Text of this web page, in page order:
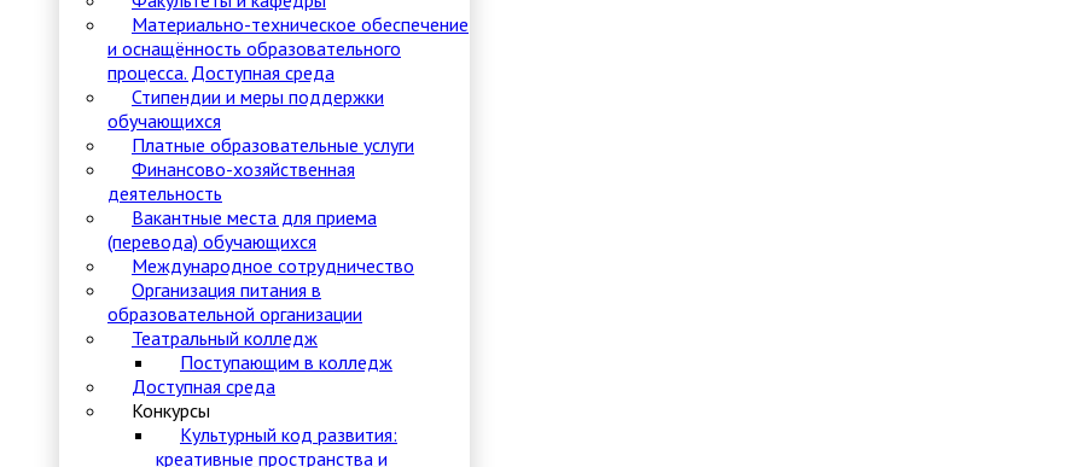
Материально-техническое обеспечение
и оснащённость образовательного
процесса. Доступная среда
Стипендии и меры поддержки
обучающихся
Платные образовательные услуги
Финансово-хозяйственная
деятельность
Вакантные места для приема
(перевода) обучающихся
Международное сотрудничество
Организация питания в
образовательной организации
Театральный колледж
Поступающим в колледж
Доступная среда
Конкурсы
Культурный код развития:
креативные пространства и